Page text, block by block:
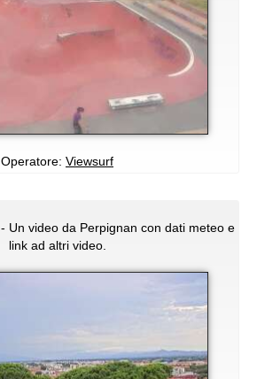
Operatore: Viewsurf
- Un video da Perpignan con dati meteo e
link ad altri video.